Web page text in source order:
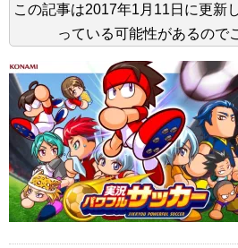
この記事は2017年1月11日 に更新
っている可能性があるので